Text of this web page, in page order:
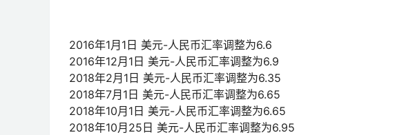
2016年1月1日 美元-人民币汇率调整为6.6
2016年12月1日 美元-人民币汇率调整为6.9
2018年2月1日 美元-人民币汇率调整为6.35
2018年7月1日 美元-人民币汇率调整为6.65
2018年10月1日 美元-人民币汇率调整为6.65
2018年10月25日 美元-人民币汇率调整为6.95